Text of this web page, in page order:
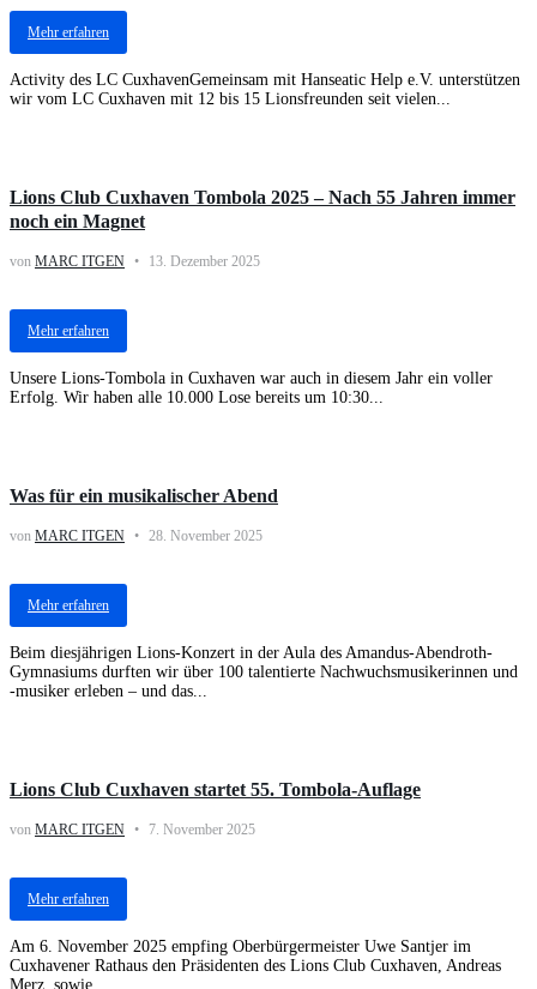
Mehr erfahren
Activity des LC CuxhavenGemeinsam mit Hanseatic Help e.V. unterstützen
wir vom LC Cuxhaven mit 12 bis 15 Lionsfreunden seit vielen...
Lions Club Cuxhaven Tombola 2025 – Nach 55 Jahren immer
noch ein Magnet
von MARC ITGEN 13. Dezember 2025
Mehr erfahren
Unsere Lions-Tombola in Cuxhaven war auch in diesem Jahr ein voller
Erfolg. Wir haben alle 10.000 Lose bereits um 10:30...
Was für ein musikalischer Abend
von MARC ITGEN 28. November 2025
Mehr erfahren
Beim diesjährigen Lions-Konzert in der Aula des Amandus-Abendroth-
Gymnasiums durften wir über 100 talentierte Nachwuchsmusikerinnen und
-musiker erleben – und das...
Lions Club Cuxhaven startet 55. Tombola-Auflage
von MARC ITGEN 7. November 2025
Mehr erfahren
Am 6. November 2025 empfing Oberbürgermeister Uwe Santjer im
Cuxhavener Rathaus den Präsidenten des Lions Club Cuxhaven, Andreas
Merz, sowie...